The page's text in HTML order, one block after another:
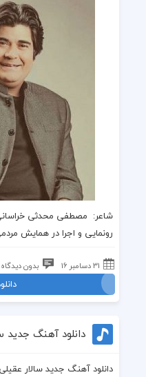
شاعر: مصطفی محدثی
رونمایی و اجرا در همایش
31 دسامبر 16 بدون دیدگاه
دانلود آهنگ جدید سالار